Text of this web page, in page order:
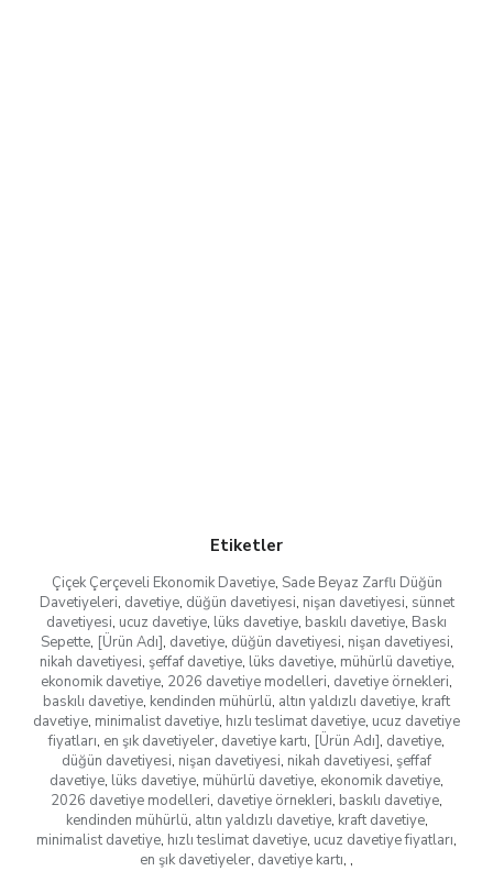
Etiketler
Çiçek Çerçeveli Ekonomik Davetiye, Sade Beyaz Zarflı Düğün
Davetiyeleri, davetiye, düğün davetiyesi, nişan davetiyesi, sünnet
davetiyesi, ucuz davetiye, lüks davetiye, baskılı davetiye, Baskı
Sepette, [Ürün Adı], davetiye, düğün davetiyesi, nişan davetiyesi,
nikah davetiyesi, şeffaf davetiye, lüks davetiye, mühürlü davetiye,
ekonomik davetiye, 2026 davetiye modelleri, davetiye örnekleri,
baskılı davetiye, kendinden mühürlü, altın yaldızlı davetiye, kraft
davetiye, minimalist davetiye, hızlı teslimat davetiye, ucuz davetiye
fiyatları, en şık davetiyeler, davetiye kartı, [Ürün Adı], davetiye,
düğün davetiyesi, nişan davetiyesi, nikah davetiyesi, şeffaf
davetiye, lüks davetiye, mühürlü davetiye, ekonomik davetiye,
2026 davetiye modelleri, davetiye örnekleri, baskılı davetiye,
kendinden mühürlü, altın yaldızlı davetiye, kraft davetiye,
minimalist davetiye, hızlı teslimat davetiye, ucuz davetiye fiyatları,
en şık davetiyeler, davetiye kartı, ,